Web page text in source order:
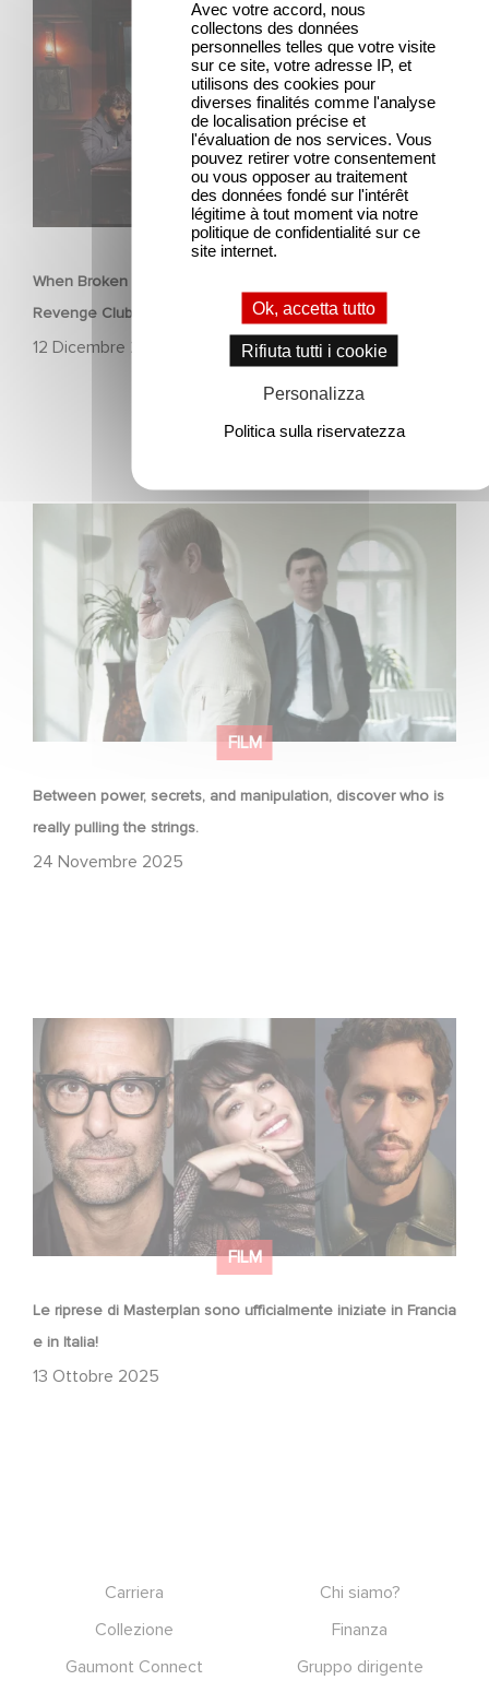
SERIE
When Broken Hearts Want Revenge: Welcome to The
Revenge Club
12 Dicembre 2025
Revenge Club
FILM
Between power, secrets, and manipulation, discover who is
really pulling the strings.
24 Novembre 2025
Between power, secrets, and manipulation, discover
who is really pulling the strings.
FILM
Le riprese di Masterplan sono ufficialmente iniziate in Francia
e in Italia!
13 Ottobre 2025
Le riprese di Masterplan sono ufficialmente iniziate in
Carriera
Chi siamo?
Collezione
Finanza
Gaumont Connect
Gruppo dirigente
Avec votre accord, nous
collectons des données
personnelles telles que votre visite
sur ce site, votre adresse IP, et
utilisons des cookies pour
diverses finalités comme l'analyse
de localisation précise et
l'évaluation de nos services. Vous
pouvez retirer votre consentement
ou vous opposer au traitement
des données fondé sur l'intérêt
légitime à tout moment via notre
politique de confidentialité sur ce
site internet.
Ok, accetta tutto
Rifiuta tutti i cookie
Personalizza
Politica sulla riservatezza